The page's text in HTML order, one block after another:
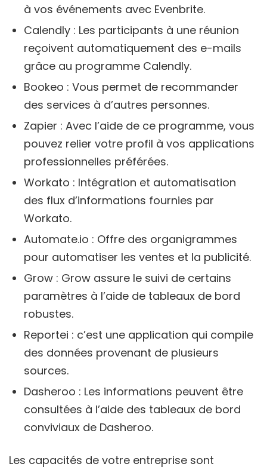
à vos événements avec Evenbrite.
Calendly : Les participants à une réunion
reçoivent automatiquement des e-mails
grâce au programme Calendly.
Bookeo : Vous permet de recommander
des services à d’autres personnes.
Zapier : Avec l’aide de ce programme, vous
pouvez relier votre profil à vos applications
professionnelles préférées.
Workato : Intégration et automatisation
des flux d’informations fournies par
Workato.
Automate.io : Offre des organigrammes
pour automatiser les ventes et la publicité.
Grow : Grow assure le suivi de certains
paramètres à l’aide de tableaux de bord
robustes.
Reportei : c’est une application qui compile
des données provenant de plusieurs
sources.
Dasheroo : Les informations peuvent être
consultées à l’aide des tableaux de bord
conviviaux de Dasheroo.
Les capacités de votre entreprise sont